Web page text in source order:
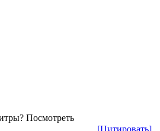
[Цитировать]
Посмотреть